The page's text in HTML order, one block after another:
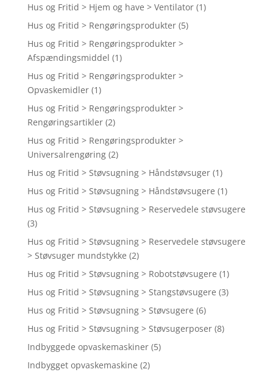
Hus og Fritid > Hjem og have > Ventilator (1)
Hus og Fritid > Rengøringsprodukter (5)
Hus og Fritid > Rengøringsprodukter >
Afspændingsmiddel (1)
Hus og Fritid > Rengøringsprodukter >
Opvaskemidler (1)
Hus og Fritid > Rengøringsprodukter >
Rengøringsartikler (2)
Hus og Fritid > Rengøringsprodukter >
Universalrengøring (2)
Hus og Fritid > Støvsugning > Håndstøvsuger (1)
Hus og Fritid > Støvsugning > Håndstøvsugere (1)
Hus og Fritid > Støvsugning > Reservedele støvsugere
(3)
Hus og Fritid > Støvsugning > Reservedele støvsugere
> Støvsuger mundstykke (2)
Hus og Fritid > Støvsugning > Robotstøvsugere (1)
Hus og Fritid > Støvsugning > Stangstøvsugere (3)
Hus og Fritid > Støvsugning > Støvsugere (6)
Hus og Fritid > Støvsugning > Støvsugerposer (8)
Indbyggede opvaskemaskiner (5)
Indbygget opvaskemaskine (2)